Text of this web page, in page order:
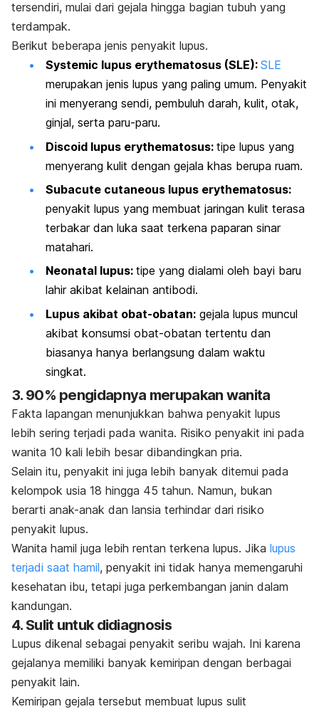
tersendiri, mulai dari gejala hingga bagian tubuh yang
terdampak.
Berikut beberapa jenis penyakit lupus.
Systemic lupus erythematosus (SLE): SLE
merupakan jenis lupus yang paling umum. Penyakit
ini menyerang sendi, pembuluh darah, kulit, otak,
ginjal, serta paru-paru.
Discoid lupus erythematosus: tipe lupus yang
menyerang kulit dengan gejala khas berupa ruam.
Subacute cutaneous lupus erythematosus:
penyakit lupus yang membuat jaringan kulit terasa
terbakar dan luka saat terkena paparan sinar
matahari.
Neonatal lupus: tipe yang dialami oleh bayi baru
lahir akibat kelainan antibodi.
Lupus akibat obat-obatan: gejala lupus muncul
akibat konsumsi obat-obatan tertentu dan
biasanya hanya berlangsung dalam waktu
singkat.
3. 90% pengidapnya merupakan wanita
Fakta lapangan menunjukkan bahwa penyakit lupus
lebih sering terjadi pada wanita. Risiko penyakit ini pada
wanita 10 kali lebih besar dibandingkan pria.
Selain itu, penyakit ini juga lebih banyak ditemui pada
kelompok usia 18 hingga 45 tahun. Namun, bukan
berarti anak-anak dan lansia terhindar dari risiko
penyakit lupus.
Wanita hamil juga lebih rentan terkena lupus. Jika lupus
terjadi saat hamil, penyakit ini tidak hanya memengaruhi
kesehatan ibu, tetapi juga perkembangan janin dalam
kandungan.
4. Sulit untuk didiagnosis
Lupus dikenal sebagai penyakit seribu wajah. Ini karena
gejalanya memiliki banyak kemiripan dengan berbagai
penyakit lain.
Kemiripan gejala tersebut membuat lupus sulit